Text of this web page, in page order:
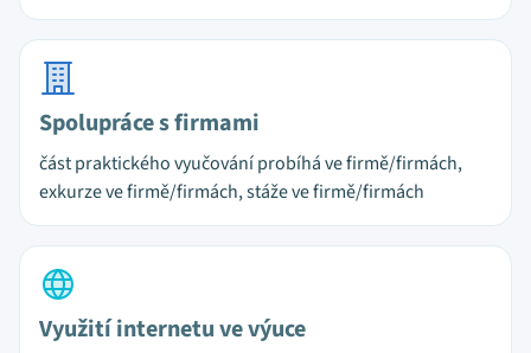
Spolupráce s firmami
část praktického vyučování probíhá ve firmě/firmách,
exkurze ve firmě/firmách, stáže ve firmě/firmách
Využití internetu ve výuce